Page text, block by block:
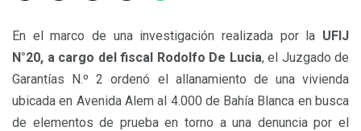
En el marco de una investigación realizada por la UFIJ
N°20, a cargo del fiscal Rodolfo De Lucia, el Juzgado de
Garantías N.º 2 ordenó el allanamiento de una vivienda
ubicada en Avenida Alem al 4.000 de Bahía Blanca en busca
de elementos de prueba en torno a una denuncia por el